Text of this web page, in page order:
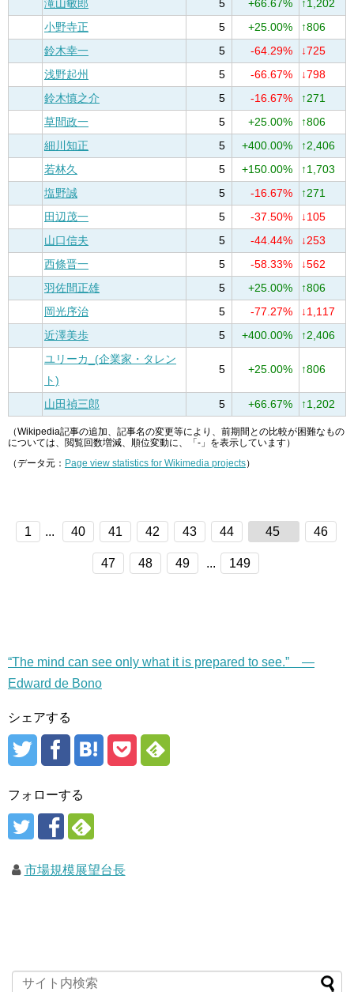
滝山敏郎 5 +66.67%
↑1,202
小野寺正
5 +25.00%
↑806
鈴木幸一
5 -64.29%
↓725
浅野起州
5 -66.67%
↓798
鈴木慎之介
5 -16.67%
↑271
草間政一
5 +25.00%
↑806
細川知正
5 +400.00%
↑2,406
若林久
5 +150.00%
↑1,703
塩野誠
5 -16.67%
↑271
田辺茂一
5 -37.50%
↓105
山口信夫
5 -44.44%
↓253
西條晋一
5 -58.33%
↓562
羽佐間正雄
5 +25.00%
↑806
岡光序治
5 -77.27%
↓1,117
近澤美歩
5 +400.00%
↑2,406
ユリーカ_(企業家・タレン
ト)
5 +25.00% ↑806
山田禎三郎 5 +66.67% ↑1,202
（Wikipedia記事の追加、記事名の変更等により、前期間との比較が困難なもの
については、閲覧回数増減、順位変動に、「-」を表示しています）
（データ元： Page view statistics for Wikimedia projects）
1 ... 40 41 42 43 44 45 46
47 48 49 ... 149
“The mind can see only what it is prepared to see.” —
Edward de Bono
シェアする
フォローする
市場規模展望台長